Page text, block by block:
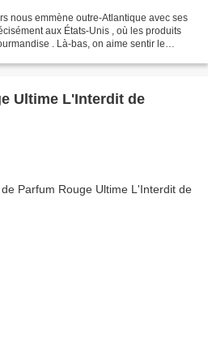
nous emmène outre-Atlantique avec ses
aux États-Unis , où les produits
. Là-bas, on aime sentir le
Ultime L'Interdit de